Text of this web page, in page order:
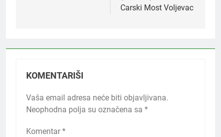
Carski Most Voljevac
KOMENTARIŠI
Vaša email adresa neće biti objavljivana.
Neophodna polja su označena sa *
Komentar *